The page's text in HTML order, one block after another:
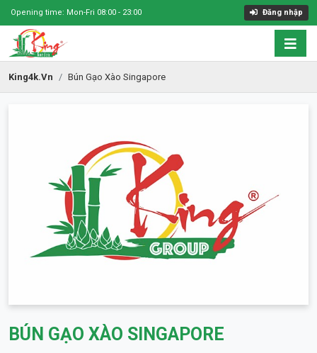
Opening time: Mon-Fri 08:00 - 23:00 Đăng nhập
King4k.vn Bún Gạo Xào Singapore
BÚN GẠO XÀO SINGAPORE